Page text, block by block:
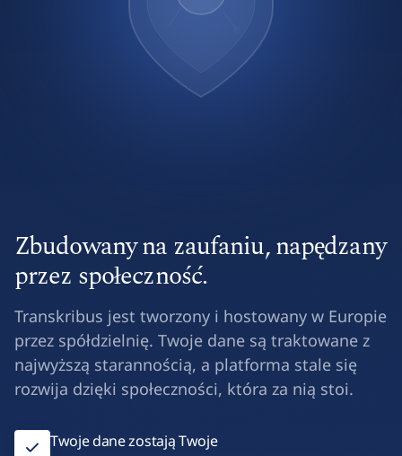
Zbudowany na zaufaniu, napędzany
przez społeczność.
Transkribus jest tworzony i hostowany w Europie
przez spółdzielnię. Twoje dane są traktowane z
najwyższą starannością, a platforma stale się
rozwija dzięki społeczności, która za nią stoi.
Twoje dane zostają Twoje